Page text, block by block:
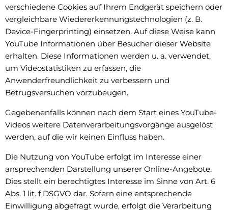
verschiedene Cookies auf Ihrem Endgerät speichern oder
vergleichbare Wiedererkennungstechnologien (z. B.
Device-Fingerprinting) einsetzen. Auf diese Weise kann
YouTube Informationen über Besucher dieser Website
erhalten. Diese Informationen werden u. a. verwendet,
um Videostatistiken zu erfassen, die
Anwenderfreundlichkeit zu verbessern und
Betrugsversuchen vorzubeugen.
Gegebenenfalls können nach dem Start eines YouTube-
Videos weitere Datenverarbeitungsvorgänge ausgelöst
werden, auf die wir keinen Einfluss haben.
Die Nutzung von YouTube erfolgt im Interesse einer
ansprechenden Darstellung unserer Online-Angebote.
Dies stellt ein berechtigtes Interesse im Sinne von Art. 6
Abs. 1 lit. f DSGVO dar. Sofern eine entsprechende
Einwilligung abgefragt wurde, erfolgt die Verarbeitung